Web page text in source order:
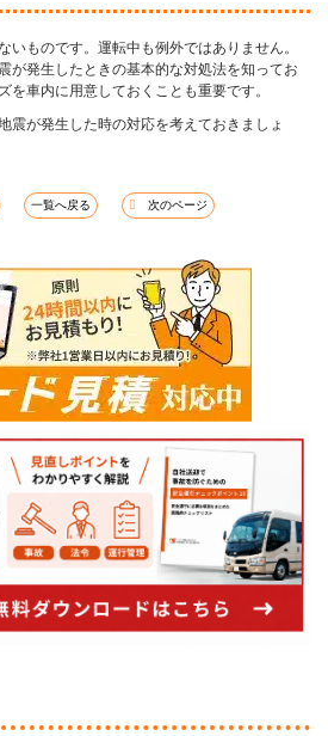
いものです。運転中も例外ではありません。
が発生したときの基本的な対処法を知ってお
を車内に用意しておくことも重要です。
震が発生した時の対応を考えておきましょ
一覧へ戻る 次のページ